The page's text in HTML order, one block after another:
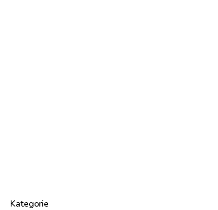
Kategorie